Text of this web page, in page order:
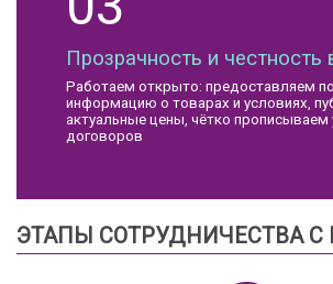
Прозрачность и честность
Работаем открыто: предоставляем
информацию о товарах и условиях,
актуальные цены, чётко прописываем
договоров
ЭТАПЫ СОТРУДНИЧЕСТВА С